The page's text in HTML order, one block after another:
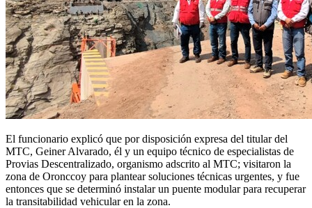
El funcionario explicó que por disposición expresa del titular del
MTC, Geiner Alvarado, él y un equipo técnico de especialistas de
Provias Descentralizado, organismo adscrito al MTC; visitaron la
zona de Oronccoy para plantear soluciones técnicas urgentes, y fue
entonces que se determinó instalar un puente modular para recuperar
la transitabilidad vehicular en la zona.